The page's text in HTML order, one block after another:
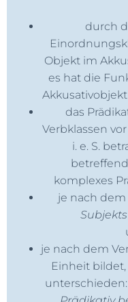
durch
Objekt im
es hat die
das
Verbklassen
i. e. S.
komplexes
je nach
Subjekts
je nach dem
Einheit
unterschieden: